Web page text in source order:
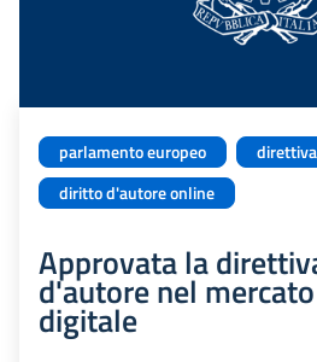
parlamento europeo
direttiva
diritto d'autore online
Approvata la
d'autore nel
digitale